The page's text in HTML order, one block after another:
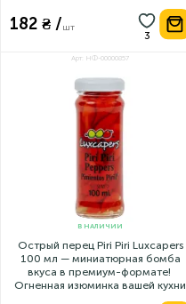
182 ₴ /шт
Арт: НФ-00000857
В НАЛИЧИИ
Острый перец Piri Piri Luxcapers
100 мл — миниатюрная бомба
вкуса в премиум-формате! ️
Огненная изюминка вашей кухни